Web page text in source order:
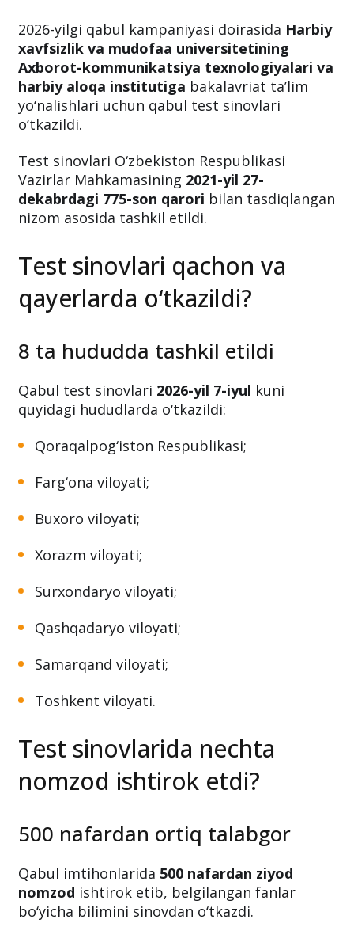
2026-yilgi qabul kampaniyasi doirasida Harbiy
xavfsizlik va mudofaa universitetining
Axborot-kommunikatsiya texnologiyalari va
harbiy aloqa institutiga bakalavriat ta’lim
yo‘nalishlari uchun qabul test sinovlari
o‘tkazildi.
Test sinovlari O‘zbekiston Respublikasi
Vazirlar Mahkamasining 2021-yil 27-
dekabrdagi 775-son qarori bilan tasdiqlangan
nizom asosida tashkil etildi.
Test sinovlari qachon va
qayerlarda o‘tkazildi?
8 ta hududda tashkil etildi
Qabul test sinovlari 2026-yil 7-iyul kuni
quyidagi hududlarda o‘tkazildi:
Qoraqalpog‘iston Respublikasi;
Farg‘ona viloyati;
Buxoro viloyati;
Xorazm viloyati;
Surxondaryo viloyati;
Qashqadaryo viloyati;
Samarqand viloyati;
Toshkent viloyati.
Test sinovlarida nechta
nomzod ishtirok etdi?
500 nafardan ortiq talabgor
Qabul imtihonlarida 500 nafardan ziyod
nomzod ishtirok etib, belgilangan fanlar
bo‘yicha bilimini sinovdan o‘tkazdi.